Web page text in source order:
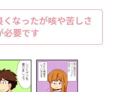
なったが咳や苦しさ
必要です